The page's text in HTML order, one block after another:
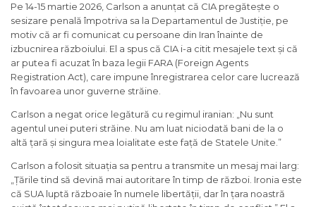
Pe 14-15 martie 2026, Carlson a anunțat că CIA pregătește o
sesizare penală împotriva sa la Departamentul de Justiție, pe
motiv că ar fi comunicat cu persoane din Iran înainte de
izbucnirea războiului. El a spus că CIA i-a citit mesajele text și că
ar putea fi acuzat în baza legii FARA (Foreign Agents
Registration Act), care impune înregistrarea celor care lucrează
în favoarea unor guverne străine.
Carlson a negat orice legătură cu regimul iranian: „Nu sunt
agentul unei puteri străine. Nu am luat niciodată bani de la o
altă țară și singura mea loialitate este față de Statele Unite.”
Carlson a folosit situația sa pentru a transmite un mesaj mai larg:
„Țările tind să devină mai autoritare în timp de război. Ironia este
că SUA luptă războaie în numele libertății, dar în țara noastră